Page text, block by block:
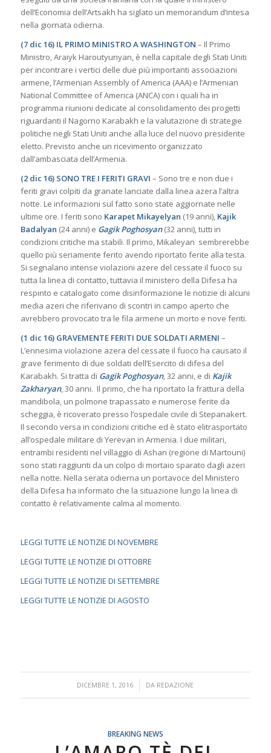
dell’Economia dell’Artsakh ha siglato un memorandum d’intesa
nella giornata odierna.
(7 dic 16) IL PRIMO MINISTRO A WASHINGTON – Il Primo
Ministro, Araiyk Haroutyunyan, è nella capitale degli Stati Uniti
per incontrare i vertici delle due più importanti associazioni
armene, l’Armenian Assembly of America (AAA) e l’Armenian
National Committee of America (ANCA) con i quali ha in
programma riunioni dedicate al consolidamento dei progetti
riguardanti il Nagorno Karabakh e la valutazione di strategie
politiche negli Stati Uniti anche alla luce del nuovo presidente
eletto. Previsto anche un ricevimento organizzato
dall’ambasciata dell’Armenia.
(2 dic 16) SONO TRE I FERITI GRAVI – Sono tre e non due i
feriti gravi colpiti da granate lanciate dalla linea azera l’altra
notte. Le informazioni sul fatto sono state aggiornate nelle
ultime ore. I feriti sono Karapet Mikayelyan (19 anni), Kajik
Badalyan (24 anni) e Gagik Poghosyan(32 anni), tutti in
condizioni critiche ma stabili. Il primo, Mikaleyan sembrerebbe
quello più seriamente ferito avendo riportato ferite alla testa.
Si segnalano intense violazioni azere del cessate il fuoco su
tutta la linea di contatto, tuttavia il ministero della Difesa ha
respinto e catalogato come disinformazione le notizie di alcuni
media azeri che riferivano di scontri in campo aperto che
avrebbero provocato tra le fila armene un morto e nove feriti.
(1 dic 16) GRAVEMENTE FERITI DUE SOLDATI ARMENI –
L’ennesima violazione azera del cessate il fuoco ha causato il
grave ferimento di due soldati dell’Esercito di difesa del
Karabakh. Si tratta di Gagik Poghosyan, 32 anni, e di Kajik
Zakharyan, 30 anni. Il primo, che ha riportato la frattura della
mandibola, un polmone trapassato e numerose ferite da
scheggia, è ricoverato presso l’ospedale civile di Stepanakert.
Il secondo versa in condizioni critiche ed è stato elitrasportato
all’ospedale militare di Yerevan in Armenia. I due militari,
entrambi residenti nel villaggio di Ashan (regione di Martouni)
sono stati raggiunti da un colpo di mortaio sparato dagli azeri
nella notte. Nella serata odierna un portavoce del Ministero
della Difesa ha informato che la situazione lungo la linea di
contatto è relativamente calma al momento.
LEGGI TUTTE LE NOTIZIE DI NOVEMBRE
LEGGI TUTTE LE NOTIZIE DI OTTOBRE
LEGGI TUTTE LE NOTIZIE DI SETTEMBRE
LEGGI TUTTE LE NOTIZIE DI AGOSTO
DICEMBRE 1, 2016
/ DA REDAZIONE
BREAKING NEWS